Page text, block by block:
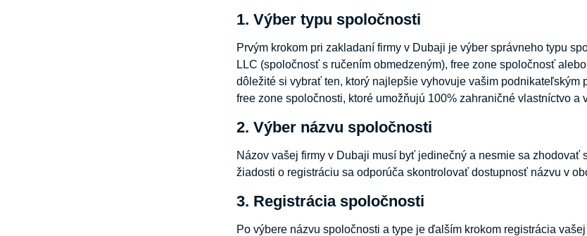
1. Výber typu spoločnosti
Prvým krokom pri zakladaní firmy v Dubaji je výber správneho typu
LLC (spoločnosť s ručením obmedzeným), free zone spoločnosť
dôležité si vybrať ten, ktorý najlepšie vyhovuje vašim
free zone spoločnosti, ktoré umožňujú 100% zahraničné vlastníctvo a
2. Výber názvu spoločnosti
Názov vašej firmy v Dubaji musí byť jedinečný a nesmie sa
žiadosti o registráciu sa odporúča skontrolovať dostupnosť názvu v
3. Registrácia spoločnosti
Po výbere názvu spoločnosti a type je ďalším krokom registrácia